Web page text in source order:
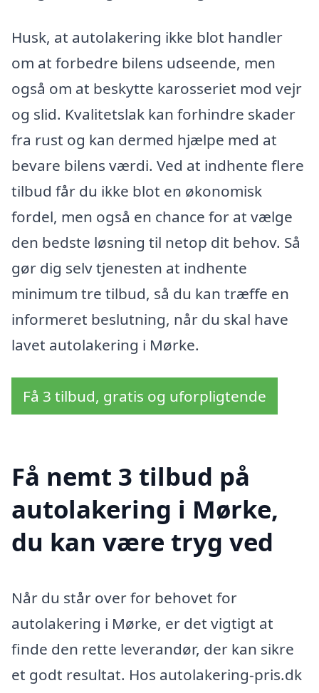
Husk, at autolakering ikke blot handler
om at forbedre bilens udseende, men
også om at beskytte karosseriet mod vejr
og slid. Kvalitetslak kan forhindre skader
fra rust og kan dermed hjælpe med at
bevare bilens værdi. Ved at indhente flere
tilbud får du ikke blot en økonomisk
fordel, men også en chance for at vælge
den bedste løsning til netop dit behov. Så
gør dig selv tjenesten at indhente
minimum tre tilbud, så du kan træffe en
informeret beslutning, når du skal have
lavet autolakering i Mørke.
Få 3 tilbud, gratis og uforpligtende
Få nemt 3 tilbud på
autolakering i Mørke,
du kan være tryg ved
Når du står over for behovet for
autolakering i Mørke, er det vigtigt at
finde den rette leverandør, der kan sikre
et godt resultat. Hos autolakering-pris.dk